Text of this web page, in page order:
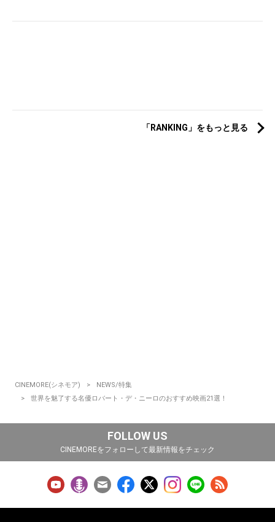
「RANKING」をもっと見る
CINEMORE(シネモア)
NEWS/特集
世界を魅了する名優ロバート・デ・ニーロのおすすめ映画21選！
FOLLOW US
CINEMOREをフォローして最新情報をチェック